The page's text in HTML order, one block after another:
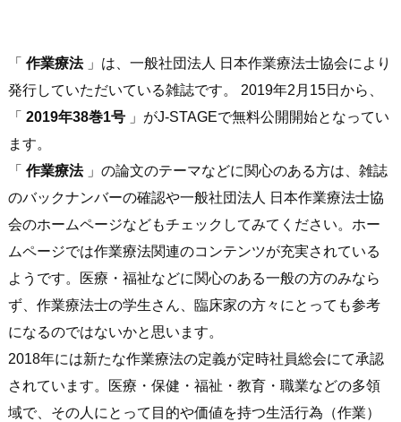
「 作業療法」は、一般社団法人 日本作業療法士協会により
発行していただいている雑誌です。 2019年2月15日から、
「 2019年38巻1号 」がJ-STAGEで無料公開開始となってい
ます。
「 作業療法」の論文のテーマなどに関心のある方は、雑誌
のバックナンバーの確認や一般社団法人 日本作業療法士協
会のホームページなどもチェックしてみてください。ホー
ムページでは作業療法関連のコンテンツが充実されている
ようです。医療・福祉などに関心のある一般の方のみなら
ず、作業療法士の学生さん、臨床家の方々にとっても参考
になるのではないかと思います。
2018年には新たな作業療法の定義が定時社員総会にて承認
されています。医療・保健・福祉・教育・職業などの多領
域で、その人にとって目的や価値を持つ生活行為（作業）